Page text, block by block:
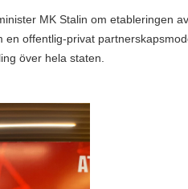
MK Stalin om etableringen
offentlig-privat
över hela staten.